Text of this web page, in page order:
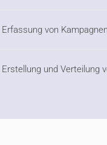
Erfassung von
Erstellung und Verteilung